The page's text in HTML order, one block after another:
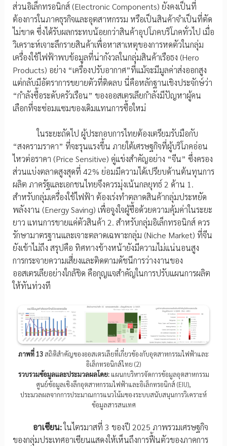
ส่วนอิเล็กทรอนิกส์ (Electronic Components) ยังคงเป็นที่
ต้องการในภาคธุรกิจและอุตสาหกรรม หรือเป็นสินค้าจำเป็นที่ตัด
ไม่ขาด ซึ่งได้รับผลกระทบน้อยกว่าสินค้าอุปโภคบริโภคทั่วไป เมื่อ
วิเคราะห์เจาะลึกรายสินค้าเพื่อหาสาเหตุของการหดตัวในกลุ่ม
เครื่องใช้ไฟฟ้าพบข้อมูลที่น่ากังวลในกลุ่มสินค้าเรือธง (Hero
Products) อย่าง “เครื่องปรับอากาศ”ที่แม้จะมีมูลค่าส่งออกสูง
แต่กลับมีอัตราการขยายตัวที่ติดลบ นี่คือหลักฐานเชิงประจักษ์ว่า
“กำลังซื้อระดับครัวเรือน” ของออสเตรเลียกำลังมีปัญหาผู้คน
เลือกที่จะซ่อมแซมของเดิมแทนการซื้อใหม่
ในระยะถัดไป ผู้ประกอบการไทยต้องเตรียมรับมือกับ
“สงครามราคา” ที่จะรุนแรงขึ้น ภายใต้เศรษฐกิจที่ผู้บริโภคอ่อน
ไหวต่อราคา (Price Sensitive) คู่แข่งสำคัญอย่าง “จีน” ซึ่งครอง
ส่วนแบ่งตลาดสูงสุดที่ 42% ย่อมมีความได้เปรียบด้านต้นทุนการ
ผลิต ภาครัฐและเอกชนไทยจึงควรมุ่งเน้นกลยุทธ์ 2 ด้าน 1.
สำหรับกลุ่มเครื่องใช้ไฟฟ้า ต้องเร่งทำตลาดสินค้ากลุ่มประหยัด
พลังงาน (Energy Saving) เพื่อจูงใจผู้ซื้อด้วยความคุ้มค่าในระยะ
ยาว แทนการขายแค่ตัวสินค้า 2. สำหรับกลุ่มอิเล็กทรอนิกส์ ควร
รักษามาตรฐานและเจาะตลาดเฉพาะกลุ่ม (Niche Market) ที่จีน
ยังเข้าไม่ถึง สรุปคือ ทิศทางข้างหน้ายังมีความไม่แน่นอนสูง
การกระจายความเสี่ยงและติดตามดัชนีการว่างงานของ
ออสเตรเลียอย่างใกล้ชิด คือกุญแจสำคัญในการปรับแผนการผลิต
ให้ทันท่วงที
ภาพที่ 13สถิติสำคัญของออสเตรเลียที่เกี่ยวข้องกับอุตสาหกรรมไฟฟ้าและ
อิเล็กทรอนิกส์ไทย (2)
รวบรวมข้อมูลและประมวลผลโดย:แผนกบริหารจัดการข้อมูลอุตสาหกรรม
ศูนย์ข้อมูลเชิงลึกอุตสาหกรรมไฟฟ้าและอิเล็กทรอนิกส์ (EIU),
ประมวลผลจากการประมาณการแนวโน้มของระบบสนับสนุนการวิเคราะห์
ข้อมูลสารสนเทศ
อาเซียน:ในไตรมาสที่ 3 ของปี 2025 ภาพรวมเศรษฐกิจ
ของกลุ่มประเทศอาเซียนแสดงให้เห็นถึงการฟื้นตัวของภาคการ